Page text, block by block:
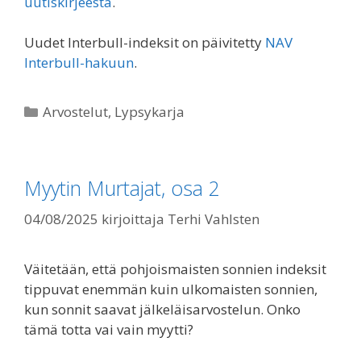
Uudet Interbull-indeksit on päivitetty NAV
Interbull-hakuun.
Kategoriat
Arvostelut, Lypsykarja
Myytin Murtajat, osa 2
04/08/2025 kirjoittaja Terhi Vahlsten
Väitetään, että pohjoismaisten sonnien indeksit
tippuvat enemmän kuin ulkomaisten sonnien,
kun sonnit saavat jälkeläisarvostelun. Onko
tämä totta vai vain myytti?